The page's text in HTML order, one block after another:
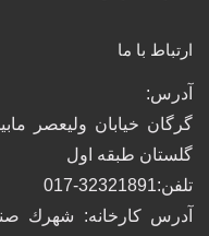
ارتباط با ما
آدرس:
گلستان طبقه اول
تلفن:32321891-017